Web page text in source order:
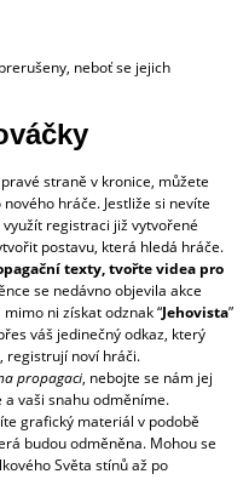
neboť se jejich
straně v kronice, můžete
hráče. Jestliže si nevíte
registraci již vytvořené
postavu, která hledá hráče.
texty, tvořte videa pro
se nedávno objevila akce
ni získat odznak “Jehovista”
váš jedinečný odkaz, který
registrují noví hráči.
propagaci, nebojte se nám jej
vaši snahu odměníme.
grafický materiál v podobě
budou odměněna. Mohou se
Světa stínů až po